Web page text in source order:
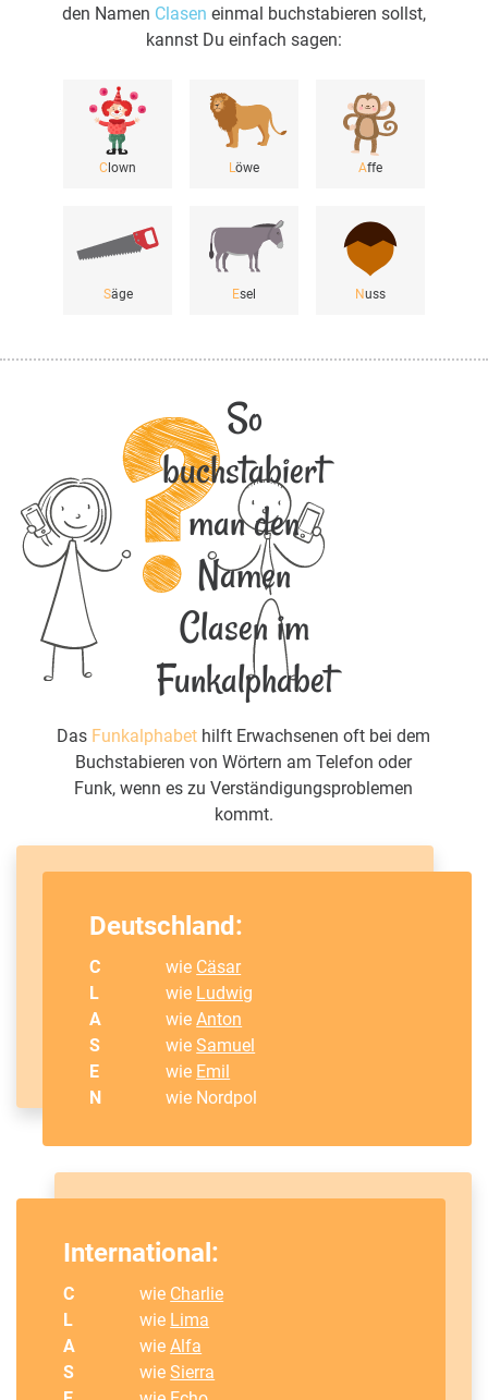
den Namen Clasen einmal buchstabieren sollst,
kannst Du einfach sagen:
C lown Löwe Affe
Säge Esel Nuss
So
buchstabiert
man den
Namen
Clasen im
Funkalphabet
Das Funkalphabet hilft Erwachsenen oft bei dem
Buchstabieren von Wörtern am Telefon oder
Funk, wenn es zu Verständigungsproblemen
kommt.
Deutschland:
C wie Cäsar
L
wie Ludwig
A
wieAnton
S
wieSamuel
E
wie Emil
N
wie Nordpol
International:
C wie Charlie
L
wie Lima
A
wieAlfa
S
wieSierra